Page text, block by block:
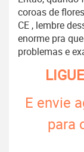
coroas de
CE , lembre
enorme pra
problemas e
E envie
para